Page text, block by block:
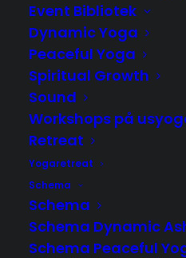
Event Bibliotek
Dynamic Yoga
Peaceful Yoga
Spiritual Growth
Sound
Workshops på
Retreat
Yogaretreat
Schema
Schema
Schema Dynamic
Schema Peaceful
Restorative Yoga –
återhämtande
Restorative Yoga är en
form av yoga som
skapa återhämtning!
Fysiskt, mentalt och själsligt…
De flesta lever i en
återhämtning och vila.